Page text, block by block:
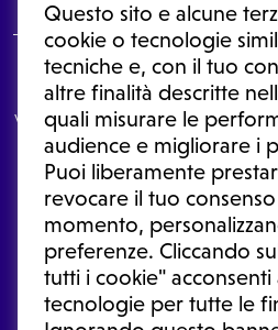
Questo sito e alcune
cookie o tecnologie
tecniche e, con il tuo
altre finalità descritte
quali misurare le
audience e migliorare i
Puoi liberamente
revocare il tuo
momento,
preferenze. Cliccando
tutti i cookie" acconsenti
tecnologie per tutte le
Le informazioni proposte in questo
In nessun caso, queste informazioni
visita o una diagnosi formulata dal
le informazioni disponibili come
una diagnosi, la determinazione di
sospensione di un farmaco senza
medicina generale o
Condizioni di utilizzo|Privacy
Ⓒ 2026 | Tutti i